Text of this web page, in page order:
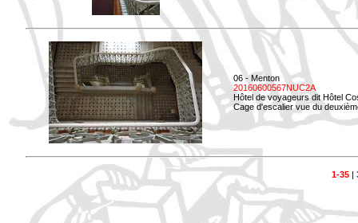
06 - Menton
20160600567NUC2A
Hôtel de voyageurs dit Hôtel
Cage d'escalier vue du
1-35|